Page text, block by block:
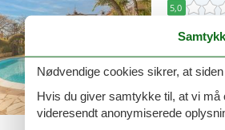
5,0
8
4
Nødvendige cookies sikrer, at
Hvis du giver samtykke til, at vi
videresendt anonymiserede